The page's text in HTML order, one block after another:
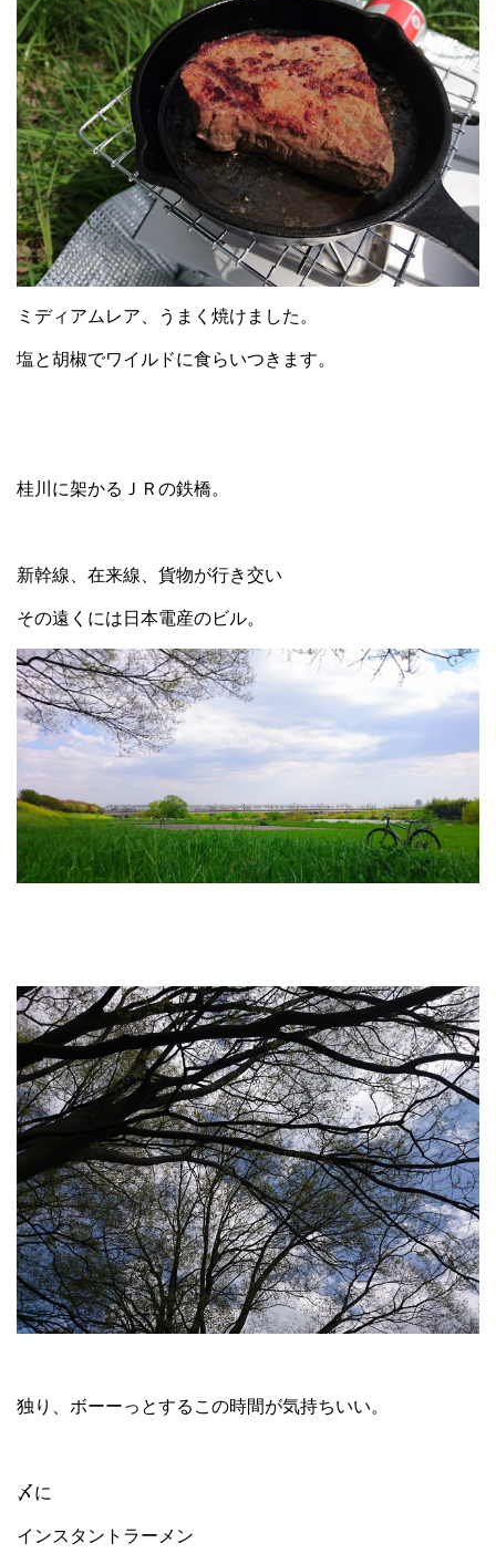
ミディアムレア、うまく焼けました。
塩と胡椒でワイルドに食らいつきます。
桂川に架かるＪＲの鉄橋。
新幹線、在来線、貨物が行き交い
その遠くには日本電産のビル。
独り、ボーーっとするこの時間が気持ちいい。
〆に
インスタントラーメン